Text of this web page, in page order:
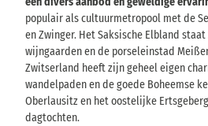
populair als cultuurmetropool met de
en Zwinger. Het Saksische Elbland
wijngaarden en de porseleinstad
Zwitserland heeft zijn geheel eigen
wandelpaden en de goede Boheemse
Oberlausitz en het oostelijke
dagtochten.